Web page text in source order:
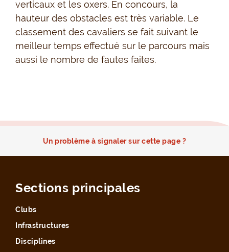
verticaux et les oxers. En concours, la
hauteur des obstacles est très variable. Le
classement des cavaliers se fait suivant le
meilleur temps effectué sur le parcours mais
aussi le nombre de fautes faites.
Un problème à signaler sur cette page ?
Sections principales
Clubs
Infrastructures
Disciplines